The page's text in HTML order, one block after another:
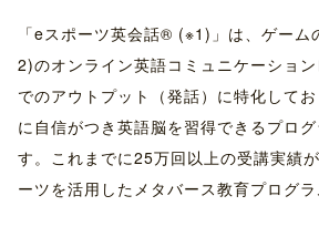
「eスポーツ英会話®︎ (※1)」は、ゲーム
2)のオンライン英語コミュニケーション
でのアウトプット（発話）に特化してお
に自信がつき英語脳を習得できるプログ
す。これまでに25万回以上の受講実績
ーツを活用したメタバース教育プログラ